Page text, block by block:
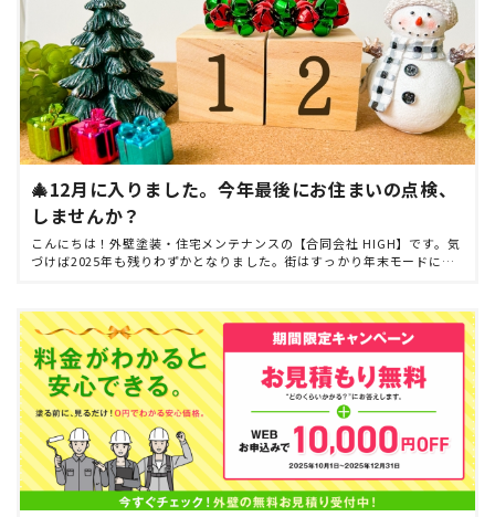
🎄12月に入りました。今年最後にお住まいの点検、
しませんか？
こんにちは！外壁塗装・住宅メンテナンスの【合同会社 HIGH】です。気
づけば2025年も残りわずかとなりました。街はすっかり年末モードに入